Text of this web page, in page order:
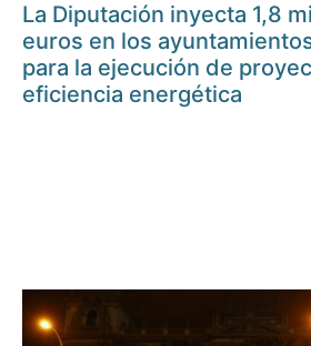
La Diputación inyecta 1,8
euros en los
para la ejecución de
eficiencia energética